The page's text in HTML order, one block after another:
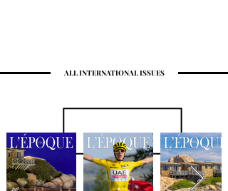
ALL INTERNATIONAL ISSUES